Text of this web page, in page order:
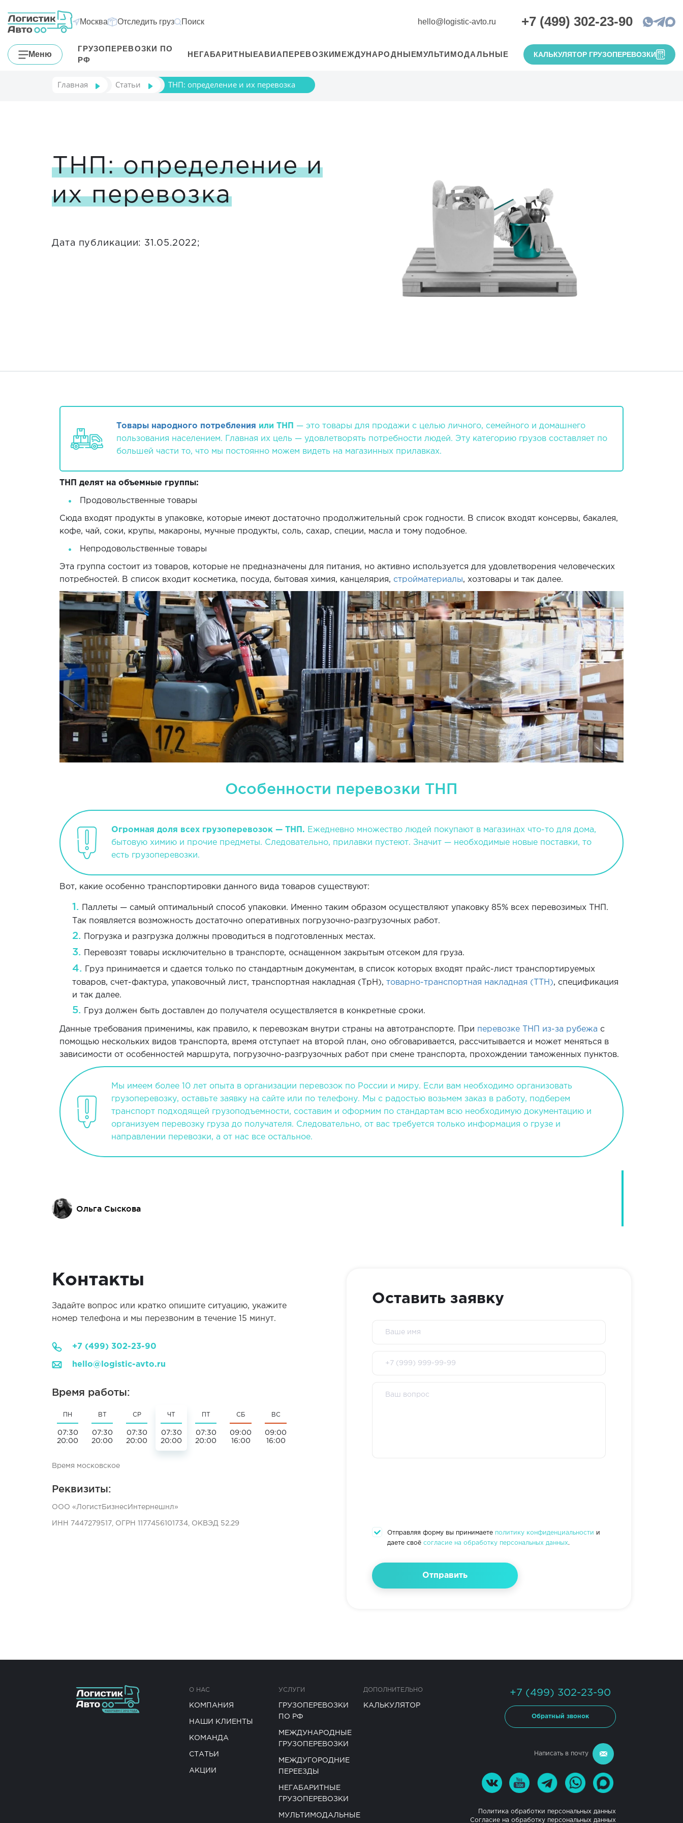
Москва Отследить груз Поиск hello@logistic-avto.ru +7 (499) 302-23-90
Меню
ГРУЗОПЕРЕВОЗКИ ПО
РФ
НЕГАБАРИТНЫЕАВИАПЕРЕВОЗКИМЕЖДУНАРОДНЫЕМУЛЬТИМОДАЛЬНЫЕ КАЛЬКУЛЯТОР ГРУЗОПЕРЕВОЗКИ
Главная Статьи ТНП: определение и их перевозка
ТНП: определение и
их перевозка
Дата публикации: 31.05.2022;
Товары народного потребления или ТНП
— это товары для продажи с целью личного, семейного и домашнего
пользования населением. Главная их цель — удовлетворять потребности людей. Эту категорию грузов составляет по
большей части то, что мы постоянно можем видеть на магазинных прилавках.
ТНП делят на объемные группы:
Продовольственные товары
Сюда входят продукты в упаковке, которые имеют достаточно продолжительный срок годности. В список входят консервы, бакалея,
кофе, чай, соки, крупы, макароны, мучные продукты, соль, сахар, специи, масла и тому подобное.
Непродовольственные товары
Эта группа состоит из товаров, которые не предназначены для питания, но активно используется для удовлетворения человеческих
потребностей. В список входит косметика, посуда, бытовая химия, канцелярия, стройматериалы, хозтовары и так далее.
Особенности перевозки ТНП
Огромная доля всех грузоперевозок — ТНП. Ежедневно множество людей покупают в магазинах что-то для дома,
бытовую химию и прочие предметы. Следовательно, прилавки пустеют. Значит — необходимые новые поставки, то
есть грузоперевозки.
Вот, какие особенно транспортировки данного вида товаров существуют:
Паллеты — самый оптимальный способ упаковки. Именно таким образом осуществляют упаковку 85% всех перевозимых ТНП.
Так появляется возможность достаточно оперативных погрузочно-разгрузочных работ.
Погрузка и разгрузка должны проводиться в подготовленных местах.
Перевозят товары исключительно в транспорте, оснащенном закрытым отсеком для груза.
Груз принимается и сдается только по стандартным документам, в список которых входят прайс-лист транспортируемых
товаров, счет-фактура, упаковочный лист, транспортная накладная (ТрН), товарно-транспортная накладная (ТТН), спецификация
и так далее.
Груз должен быть доставлен до получателя осуществляется в конкретные сроки.
Данные требования применимы, как правило, к перевозкам внутри страны на автотранспорте. При перевозке ТНП из-за рубежа с
помощью нескольких видов транспорта, время отступает на второй план, оно обговаривается, рассчитывается и может меняться в
зависимости от особенностей маршрута, погрузочно-разгрузочных работ при смене транспорта, прохождении таможенных пунктов.
Мы имеем более 10 лет опыта в организации перевозок по России и миру. Если вам необходимо организовать
грузоперевозку, оставьте заявку на сайте или по телефону. Мы с радостью возьмем заказ в работу, подберем
транспорт подходящей грузоподъемности, составим и оформим по стандартам всю необходимую документацию и
организуем перевозку груза до получателя. Следовательно, от вас требуется только информация о грузе и
направлении перевозки, а от нас все остальное.
Ольга Сыскова
Контакты
Задайте вопрос или кратко опишите ситуацию, укажите
номер телефона и мы перезвоним в течение 15 минут.
+7 (499) 302-23-90
hello@logistic-avto.ru
Время работы:
ПН
07:30
20:00
ВТ
07:30
20:00
СР
07:30
20:00
ЧТ
07:30
20:00
07:30
20:00
СБ
09:00
16:00
ВС
09:00
16:00
Время московское
Реквизиты:
ООО «ЛогистБизнесИнтернешнл»
ИНН 7447279517, ОГРН 1177456101734, ОКВЭД 52.29
Оставить заявку
Отправляя форму вы принимаете политику конфиденциальности и
даете своё согласие на обработку персональных данных.
Отправить
О НАС
КОМПАНИЯ
НАШИ КЛИЕНТЫ
КОМАНДА
СТАТЬИ
АКЦИИ
УСЛУГИ
ГРУЗОПЕРЕВОЗКИ
ПО РФ
МЕЖДУНАРОДНЫЕ
ГРУЗОПЕРЕВОЗКИ
МЕЖДУГОРОДНИЕ
ПЕРЕЕЗДЫ
НЕГАБАРИТНЫЕ
ГРУЗОПЕРЕВОЗКИ
МУЛЬТИМОДАЛЬНЫЕ
ДОПОЛНИТЕЛЬНО
КАЛЬКУЛЯТОР
+7 (499) 302-23-90
Обратный звонок
Написать в почту
Политика обработки персональных данных
Согласие на обработку персональных данных